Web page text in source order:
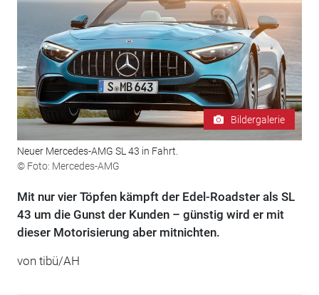
Bildergalerie
Neuer Mercedes-AMG SL 43 in Fahrt.
© Foto: Mercedes-AMG
Mit nur vier Töpfen kämpft der Edel-Roadster als SL
43 um die Gunst der Kunden – günstig wird er mit
dieser Motorisierung aber mitnichten.
von tibü/AH